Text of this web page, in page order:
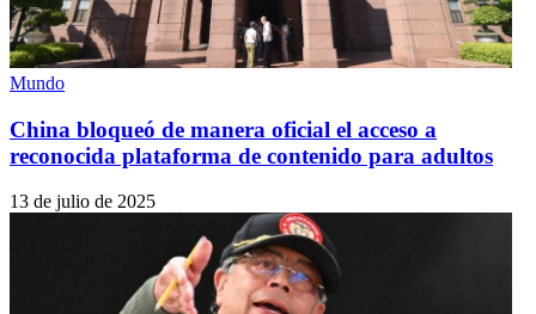
Mundo
China bloqueó de manera oficial el acceso a
reconocida plataforma de contenido para adultos
13 de julio de 2025